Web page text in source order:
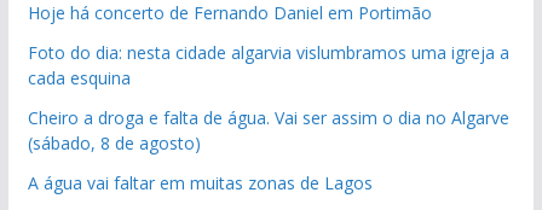
Hoje há concerto de Fernando Daniel em Portimão
Foto do dia: nesta cidade algarvia vislumbramos uma igreja a
cada esquina
Cheiro a droga e falta de água. Vai ser assim o dia no Algarve
(sábado, 8 de agosto)
A água vai faltar em muitas zonas de Lagos